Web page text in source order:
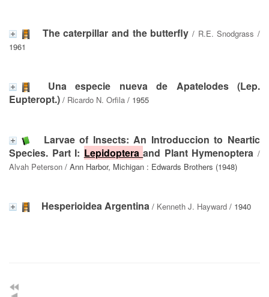
The caterpillar and the butterfly / R.E. Snodgrass /
1961
Una especie nueva de Apatelodes (Lep.
Eupteropt.) / Ricardo N. Orfila / 1955
Larvae of Insects: An Introduccion to Neartic
Species. Part I: Lepidopteraand Plant Hymenoptera /
Alvah Peterson / Ann Harbor, Michigan : Edwards Brothers (1948)
Hesperioidea Argentina / Kenneth J. Hayward / 1940